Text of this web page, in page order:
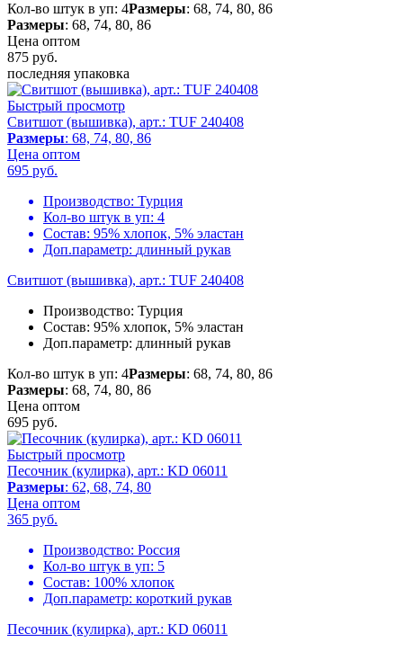
Кол-во штук в уп: 4Размеры: 68, 74, 80, 86
Размеры: 68, 74, 80, 86
Цена оптом
875 руб.
последняя упаковка
Быстрый просмотр
Свитшот (вышивка), арт.: TUF 240408
Размеры: 68, 74, 80, 86
Цена оптом
695 руб.
Производство: Турция
Кол-во штук в уп: 4
Состав: 95% хлопок, 5% эластан
Доп.параметр: длинный рукав
Свитшот (вышивка), арт.: TUF 240408
Производство: Турция
Состав: 95% хлопок, 5% эластан
Доп.параметр: длинный рукав
Кол-во штук в уп: 4Размеры: 68, 74, 80, 86
Размеры: 68, 74, 80, 86
Цена оптом
695 руб.
Быстрый просмотр
Песочник (кулирка), арт.: KD 06011
Размеры: 62, 68, 74, 80
Цена оптом
365 руб.
Производство: Россия
Кол-во штук в уп: 5
Состав: 100% хлопок
Доп.параметр: короткий рукав
Песочник (кулирка), арт.: KD 06011